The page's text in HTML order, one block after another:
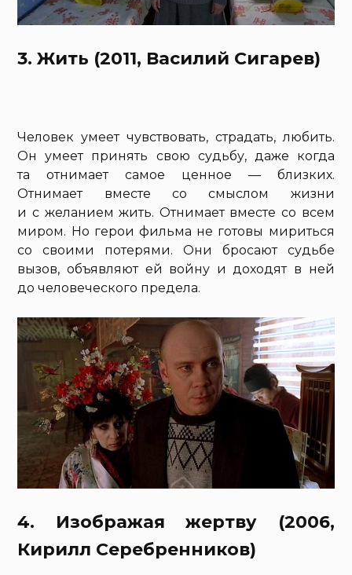
3. Жить (2011, Василий Сигарев)
Человек умеет чувствовать, страдать, любить.
Он умеет принять свою судьбу, даже когда
та отнимает самое ценное — близких.
Отнимает вместе со смыслом жизни
и с желанием жить. Отнимает вместе со всем
миром. Но герои фильма не готовы мириться
со своими потерями. Они бросают судьбе
вызов, объявляют ей войну и доходят в ней
до человеческого предела.
4. Изображая жертву (2006,
Кирилл Серебренников)